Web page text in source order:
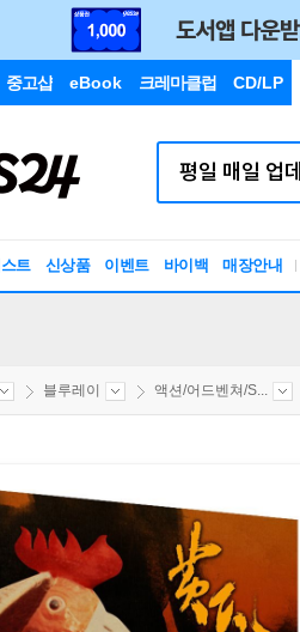
중고샵 eBook 크레마클럽 CD/LP
트 신상품 이벤트 바이백 매장안내
블루레이 액션/어드벤쳐/S...